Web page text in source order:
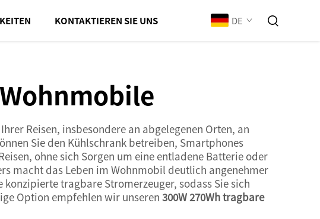
KONTAKTIEREN SIE UNS DE
Reisen, insbesondere an abgelegenen Orten, an
Sie den Kühlschrank betreiben, Smartphones
ohne sich Sorgen um eine entladene Batterie oder
macht das Leben im Wohnmobil deutlich angenehmer
tragbare Stromerzeuger, sodass Sie sich
Option empfehlen wir unseren 300W 270Wh tragbare